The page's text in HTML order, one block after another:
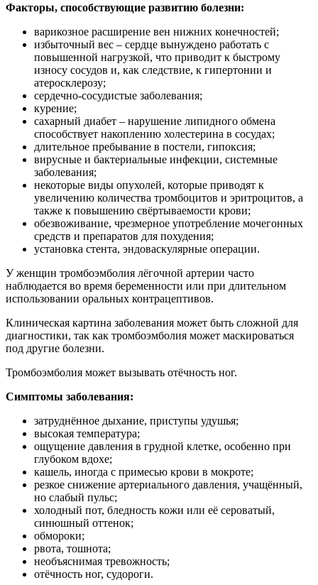
Факторы, способствующие развитию болезни:
варикозное расширение вен нижних конечностей;
избыточный вес – сердце вынуждено работать с
повышенной нагрузкой, что приводит к быстрому
износу сосудов и, как следствие, к гипертонии и
атеросклерозу;
сердечно-сосудистые заболевания;
курение;
сахарный диабет – нарушение липидного обмена
способствует накоплению холестерина в сосудах;
длительное пребывание в постели, гипоксия;
вирусные и бактериальные инфекции, системные
заболевания;
некоторые виды опухолей, которые приводят к
увеличению количества тромбоцитов и эритроцитов, а
также к повышению свёртываемости крови;
обезвоживание, чрезмерное употребление мочегонных
средств и препаратов для похудения;
установка стента, эндоваскулярные операции.
У женщин тромбоэмболия лёгочной артерии часто
наблюдается во время беременности или при длительном
использовании оральных контрацептивов.
Клиническая картина заболевания может быть сложной для
диагностики, так как тромбоэмболия может маскироваться
под другие болезни.
Тромбоэмболия может вызывать отёчность ног.
Симптомы заболевания:
затруднённое дыхание, приступы удушья;
высокая температура;
ощущение давления в грудной клетке, особенно при
глубоком вдохе;
кашель, иногда с примесью крови в мокроте;
резкое снижение артериального давления, учащённый,
но слабый пульс;
холодный пот, бледность кожи или её сероватый,
синюшный оттенок;
обмороки;
рвота, тошнота;
необъяснимая тревожность;
отёчность ног, судороги.